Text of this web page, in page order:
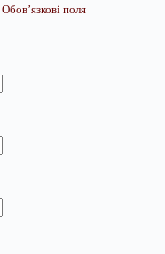
Обов’язкові поля